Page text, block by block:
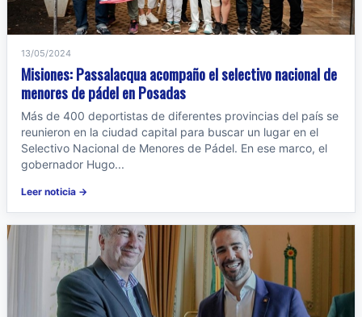
13/05/2024
Misiones: Passalacqua acompaño el selectivo nacional de
menores de pádel en Posadas
Más de 400 deportistas de diferentes provincias del país se
reunieron en la ciudad capital para buscar un lugar en el
Selectivo Nacional de Menores de Pádel. En ese marco, el
gobernador Hugo...
Leer noticia →